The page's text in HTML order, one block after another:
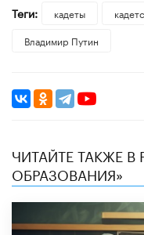
Теги:
кадеты
Владимир Путин
ЧИТАЙТЕ ТАКЖЕ В
ОБРАЗОВАНИЯ»